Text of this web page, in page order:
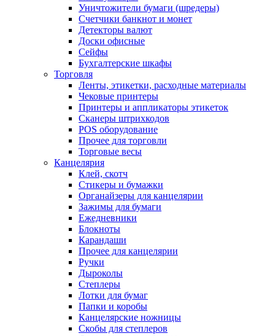
Уничтожители бумаги (шредеры)
Счетчики банкнот и монет
Детекторы валют
Доски офисные
Сейфы
Бухгалтерские шкафы
Торговля
Ленты, этикетки, расходные материалы
Чековые принтеры
Принтеры и аппликаторы этикеток
Сканеры штрихкодов
POS оборудование
Прочее для торговли
Торговые весы
Канцелярия
Клей, скотч
Стикеры и бумажки
Органайзеры для канцелярии
Зажимы для бумаги
Ежедневники
Блокноты
Карандаши
Прочее для канцелярии
Ручки
Дыроколы
Степлеры
Лотки для бумаг
Папки и коробы
Канцелярские ножницы
Скобы для степлеров